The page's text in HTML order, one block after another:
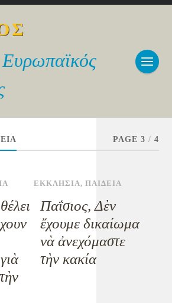
Ευρωπαϊκός
PAGE 3 / 4
ΕΚΚΛΗΣΙΑ, ΠΑΙΔΕΙΑ
Παΐσιος, Δὲν
ἔχουμε δικαίωμα
νὰ ἀνεχόμαστε
τὴν κακία